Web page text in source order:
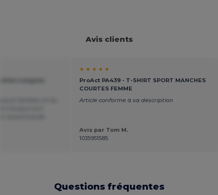
Avis clients
★ ★ ★ ★ ★
ProAct PA439 - T-SHIRT SPORT MANCHES
COURTES FEMME
Article conforme à sa description
Avis par Tom M.
1035951585
Questions fréquentes